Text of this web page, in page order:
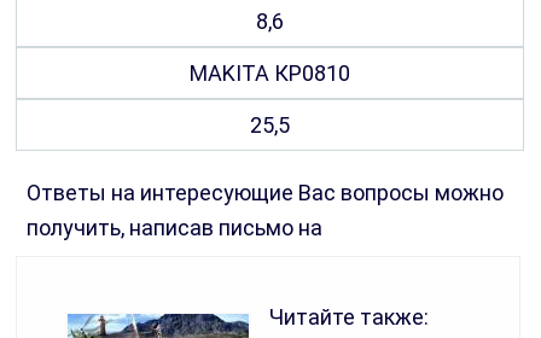
8,6
MAKITA КР0810
25,5
Ответы на интересующие Вас вопросы можно
получить, написав письмо на
Читайте также: